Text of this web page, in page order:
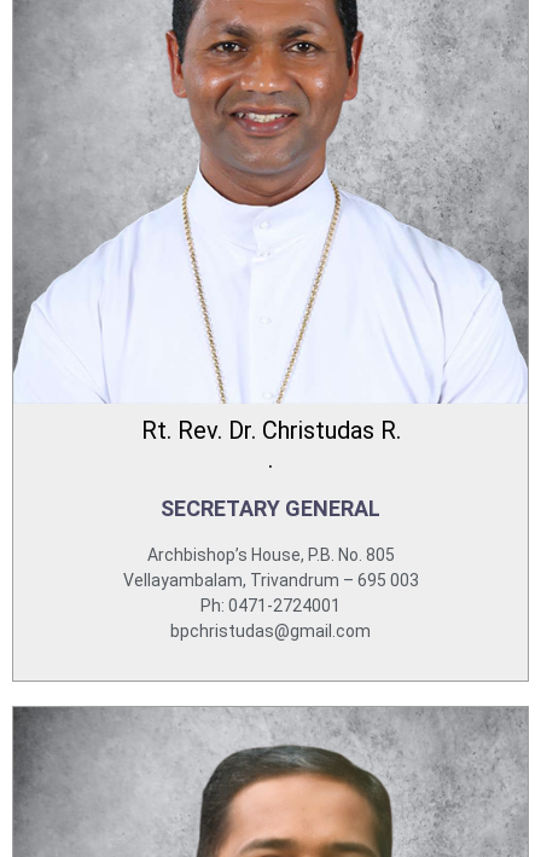
Rt. Rev. Dr. Christudas R.
.
SECRETARY GENERAL
Archbishop’s House, P.B. No. 805
Vellayambalam, Trivandrum – 695 003
Ph: 0471-2724001
bpchristudas@gmail.com